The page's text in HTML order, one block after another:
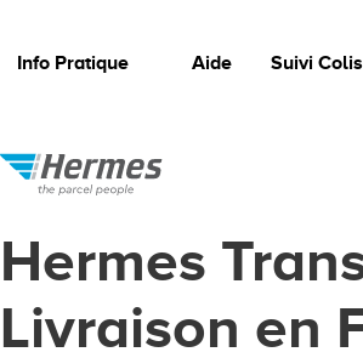
Info Pratique Aide Suivi Colis
Hermes
Livraison en